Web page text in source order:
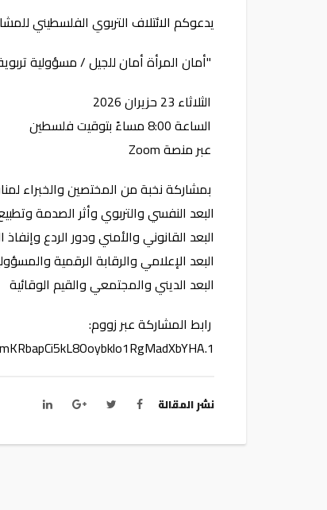
يدعوكم الائتلاف التربوي الفلسطيني
"أمان المرأة أمان للجيل / مسؤولية
الثلاثاء 23 حزيران 2026
الساعة 8:00 مساءً بتوقيت فلسطين
عبر منصة Zoom
بمشاركة نخبة من المختصين والخبراء
البعد النفسي والتربوي وأثر الصدمة
البعد القانوني والأمني ودور الردع وإنفاذ
البعد الإعلامي والرقابة الرقمية
البعد الديني والمجتمعي والقيم الوقائية
رابط المشاركة عبر زووم:
نشر المقالة